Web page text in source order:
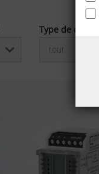
Type de
tout